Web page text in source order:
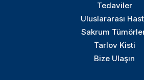
Tedaviler
Uluslararası
Sakrum
Tarlov Kisti
Bize Ulaşın